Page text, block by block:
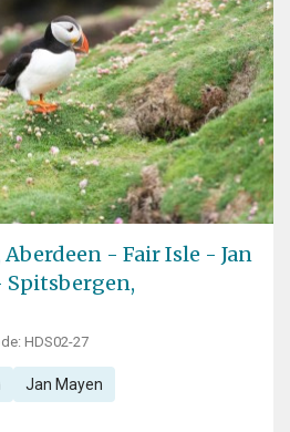
Aberdeen - Fair Isle - Jan
Spitsbergen,
HDS02-27
Jan Mayen